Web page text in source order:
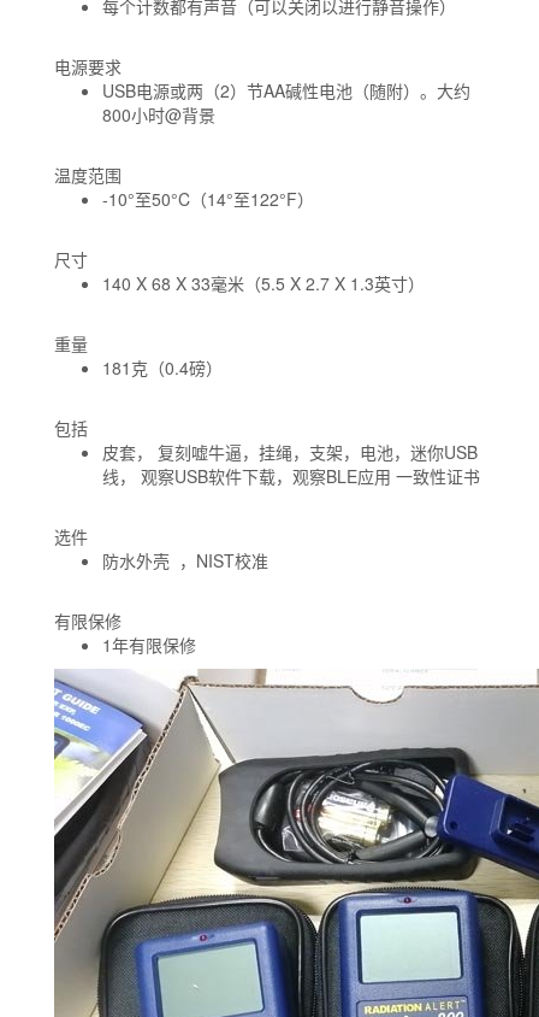
每个计数都有声音（可以关闭以进行静音操作）
电源要求
USB电源或两（2）节AA碱性电池（随附）。大约
800小时@背景
温度范围
-10°至50°C（14°至122°F）
尺寸
140 X 68 X 33毫米（5.5 X 2.7 X 1.3英寸）
重量
181克（0.4磅）
包括
皮套， 复刻嘘牛逼，挂绳，支架，电池，迷你USB
线， 观察USB软件下载，观察BLE应用 一致性证书
选件
防水外壳 ，NIST校准
有限保修
1年有限保修